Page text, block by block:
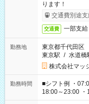
ります！
交通費別途支
交通費 一部支給
勤務地
東京都千代田区
東京駅 / 水道橋
株式会社マッ
勤務時間
■シフト例 ・
18:00～23:00
etc ★最短で3時間で5,120円のお仕事から 15時間で2万円近く稼